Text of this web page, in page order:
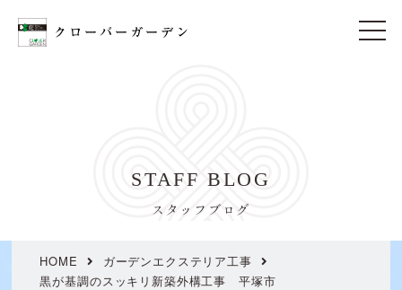
t
STAFF BLOG
スタッフブログ
HOME
ガーデンエクステリア工事
黒が基調のスッキリ新築外構工事 平塚市